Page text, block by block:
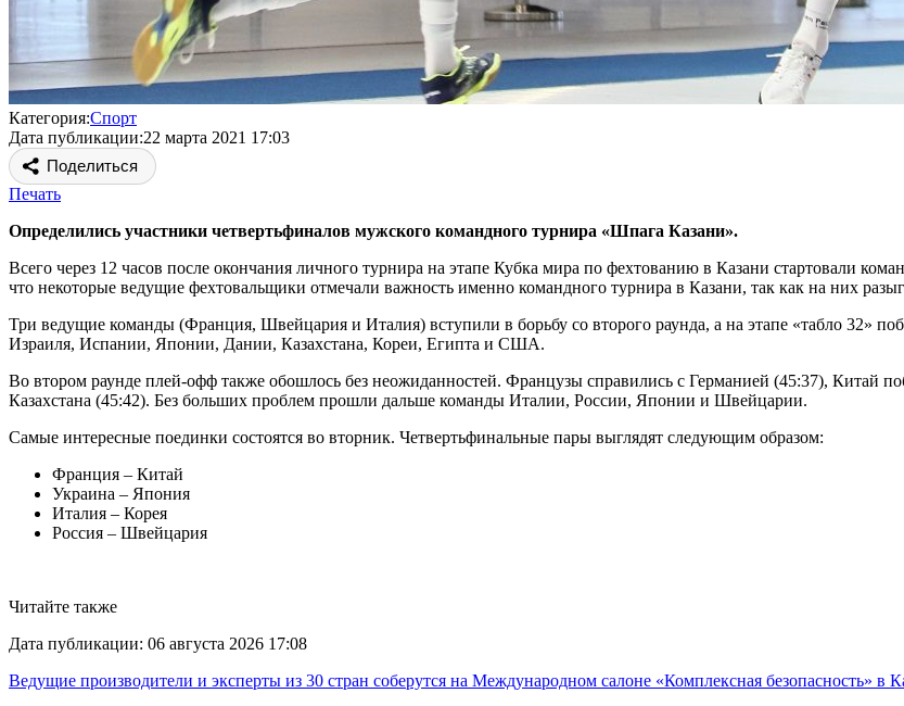
Категория:Спорт
Дата публикации:22 марта 2021 17:03
Поделиться
Печать
Определились участники четвертьфиналов мужского командного турнира «Шпага Казани».
Всего через 12 часов после окончания личного турнира на этапе Кубка мира по фехтованию в Казани стартовали
что некоторые ведущие фехтовальщики отмечали важность именно командного турнира в Казани, так как на них
Три ведущие команды (Франция, Швейцария и Италия) вступили в борьбу со второго раунда, а на этапе «табло 32»
Израиля, Испании, Японии, Дании, Казахстана, Кореи, Египта и США.
Во втором раунде плей-офф также обошлось без неожиданностей. Французы справились с Германией (45:37), Китай
Казахстана (45:42). Без больших проблем прошли дальше команды Италии, России, Японии и Швейцарии.
Самые интересные поединки состоятся во вторник. Четвертьфинальные пары выглядят следующим образом:
Франция – Китай
Украина – Япония
Италия – Корея
Россия – Швейцария
Читайте также
Дата публикации: 06 августа 2026 17:08
Ведущие производители и эксперты из 30 стран соберутся на Международном салоне «Комплексная безопасность» в